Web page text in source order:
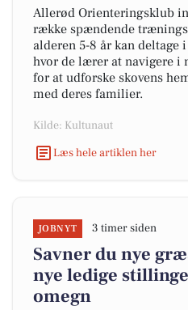
Allerød Orienteringsklub
række spændende
alderen 5-8 år kan
hvor de lærer at navigere i
for at udforske skovens
med deres familier.
Kilde: Kultunaut
Læs hele artiklen her
JOBNYT 3 timer siden
Savner du nye
nye ledige
omegn